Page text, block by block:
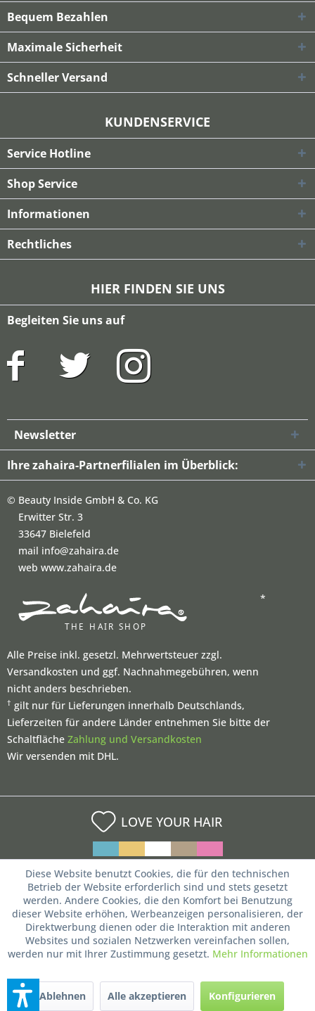
Bequem Bezahlen
Maximale Sicherheit
Schneller Versand
KUNDENSERVICE
Service Hotline
Shop Service
Informationen
Rechtliches
HIER FINDEN SIE UNS
Begleiten Sie uns auf
Newsletter
Ihre zahaira-Partnerfilialen im Überblick:
© Beauty Inside GmbH & Co. KG
Erwitter Str. 3
33647 Bielefeld
mail info@zahaira.de
web www.zahaira.de
*
Alle Preise inkl. gesetzl. Mehrwertsteuer zzgl.
Versandkosten und ggf. Nachnahmegebühren, wenn
nicht anders beschrieben.
† gilt nur für Lieferungen innerhalb Deutschlands,
Lieferzeiten für andere Länder entnehmen Sie bitte der
Schaltfläche Zahlung und Versandkosten
Wir versenden mit DHL.
LOVE YOUR HAIR
Diese Website benutzt Cookies, die für den technischen
Betrieb der Website erforderlich sind und stets gesetzt
werden. Andere Cookies, die den Komfort bei Benutzung
dieser Website erhöhen, Werbeanzeigen personalisieren, der
Direktwerbung dienen oder die Interaktion mit anderen
Websites und sozialen Netzwerken vereinfachen sollen,
werden nur mit Ihrer Zustimmung gesetzt. Mehr Informationen
Ablehnen Alle akzeptieren Konfigurieren